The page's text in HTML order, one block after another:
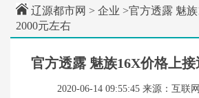
辽源都市网 > 企业 >官方透露 魅
2000元左右
官方透露 魅族16X价格上接
2020-06-14 09:55:45 来源：互联网